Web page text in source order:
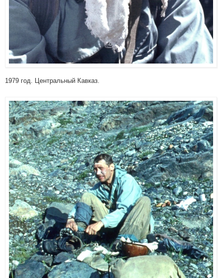
1979 год. Центральный Кавказ.